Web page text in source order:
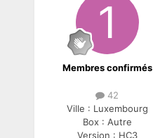
Membres confirmés
42
Ville : Luxembourg
Box : Autre
Version : HC3